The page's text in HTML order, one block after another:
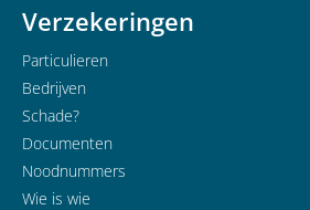
Verzekeringen
Particulieren
Bedrijven
Schade?
Documenten
Noodnummers
Wie is wie